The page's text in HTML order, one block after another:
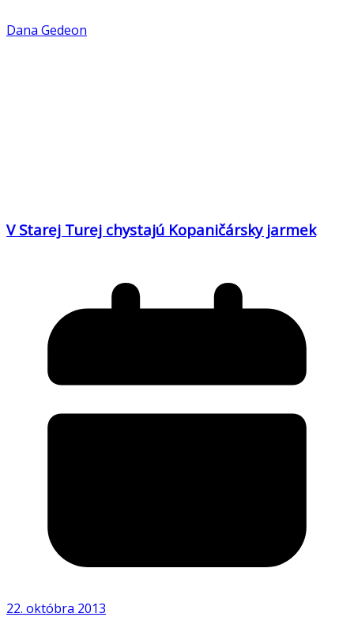
Dana Gedeon
V Starej Turej chystajú Kopaničársky jarmek
22. októbra 2013